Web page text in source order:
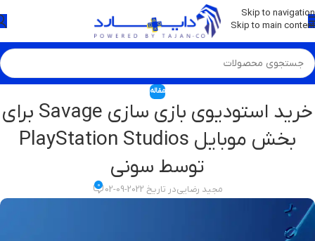
Skip to navigation
Skip to main content
💡برچسب و اسکین کنسول ها بروز شد . . . اینجا کیک کن !
مقاله
خرید استودیوی بازی سازی Savage برای
بخش موبایل PlayStation Studios
توسط سونی
مجید رضاییدر تاریخ 2022-09-02 0